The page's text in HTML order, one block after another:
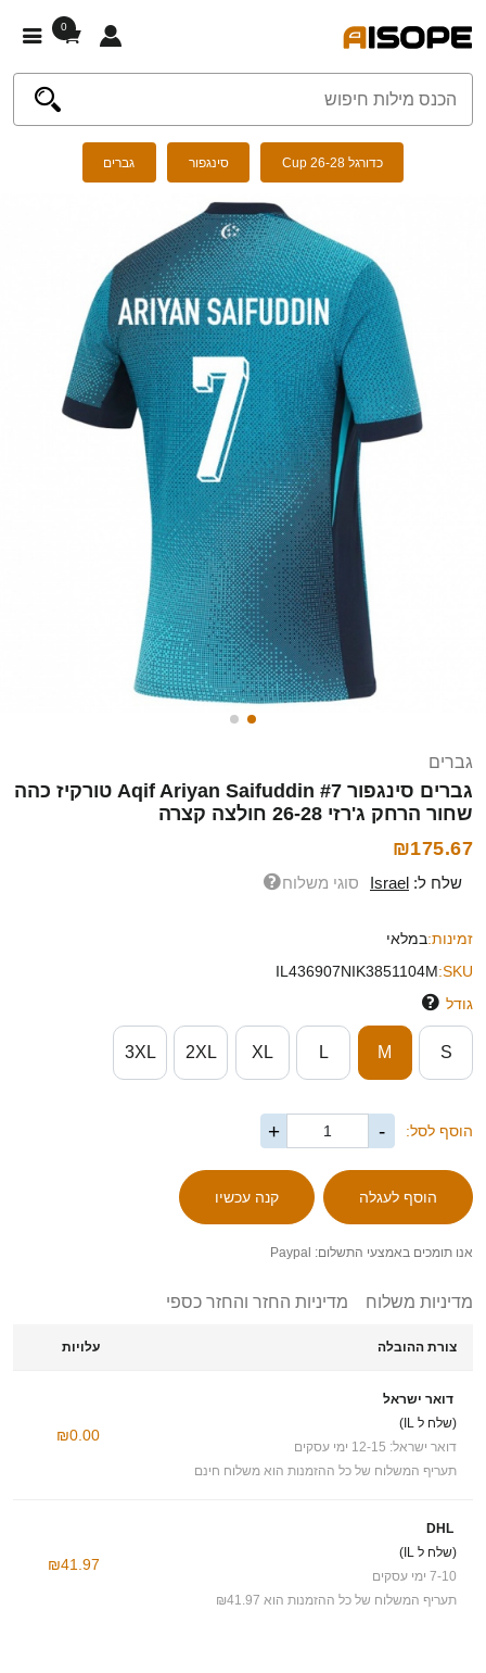
0
כדורגל Cup 26-28 סינגפור גברים
גברים
גברים סינגפור Aqif Ariyan Saifuddin #7 טורקיז כהה
שחור הרחק ג'רזי 26-28 חולצה קצרה
₪175.67
שלח ל: Israel סוגי משלוח
זמינות:במלאי
SKU:
IL436907NIK3851104M
גודל
S
M
L
XL
2XL
3XL
הוסף לסל: -
+
אנו תומכים באמצעי התשלום: Paypal
מדיניות משלוח מדיניות החזר והחזר כספי
צורת ההובלה עלויות
דואר ישראל
(שלח ל IL)
דואר ישראל: 12-15 ימי עסקים
תעריף המשלוח של כל ההזמנות הוא משלוח חינם
₪0.00
DHL
(שלח ל IL)
7-10 ימי עסקים
תעריף המשלוח של כל ההזמנות הוא ₪41.97
₪41.97